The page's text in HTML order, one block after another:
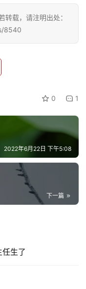
载，请注明出处：
8540
0 1
2022年6月22日 下午5:08
下一篇
生了